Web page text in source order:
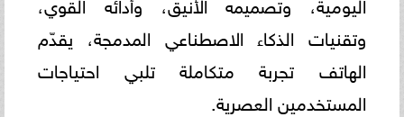
وتقنيات الذكاء الاصطناعي المدمجة، يقدّم
الهاتف تجربة متكاملة تلبي احتياجات
المستخدمين العصرية.